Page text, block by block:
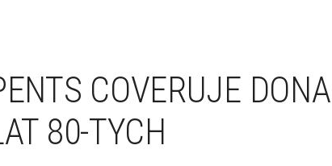
COVERUJE DONA
80-TYCH